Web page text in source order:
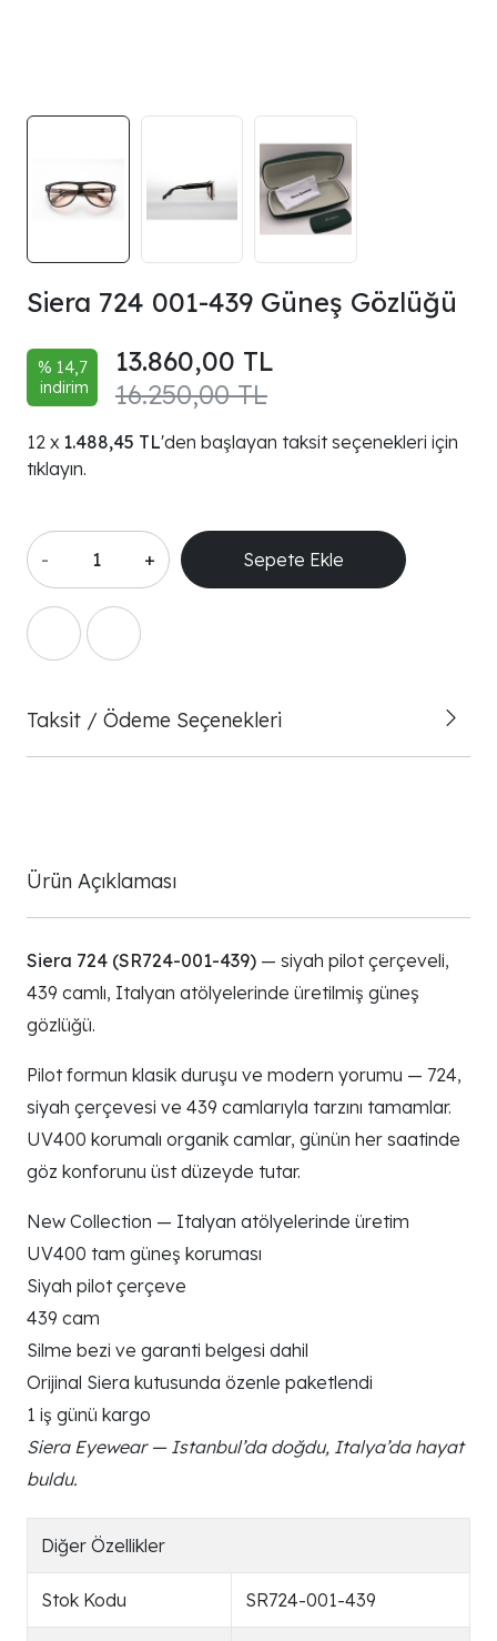
Siera 724 001-439 Güneş Gözlüğü
% 14,7
indirim
16.250,00 TL
13.860,00 TL
1.488,45 TL'den başlayan taksit seçenekleri için
tıklayın.
- + Sepete Ekle
Taksit / Ödeme Seçenekleri
Ürün Açıklaması
Siera 724 (SR724-001-439) — siyah pilot çerçeveli,
439 camlı, Italyan atölyelerinde üretilmiş güneş
gözlüğü.
Pilot formun klasik duruşu ve modern yorumu — 724,
siyah çerçevesi ve 439 camlarıyla tarzını tamamlar.
UV400 korumalı organik camlar, günün her saatinde
göz konforunu üst düzeyde tutar.
New Collection — Italyan atölyelerinde üretim
UV400 tam güneş koruması
Siyah pilot çerçeve
439 cam
Silme bezi ve garanti belgesi dahil
Orijinal Siera kutusunda özenle paketlendi
1 iş günü kargo
Siera Eyewear — Istanbul’da doğdu, Italya’da hayat
buldu.
Diğer Özellikler
Stok Kodu SR724-001-439